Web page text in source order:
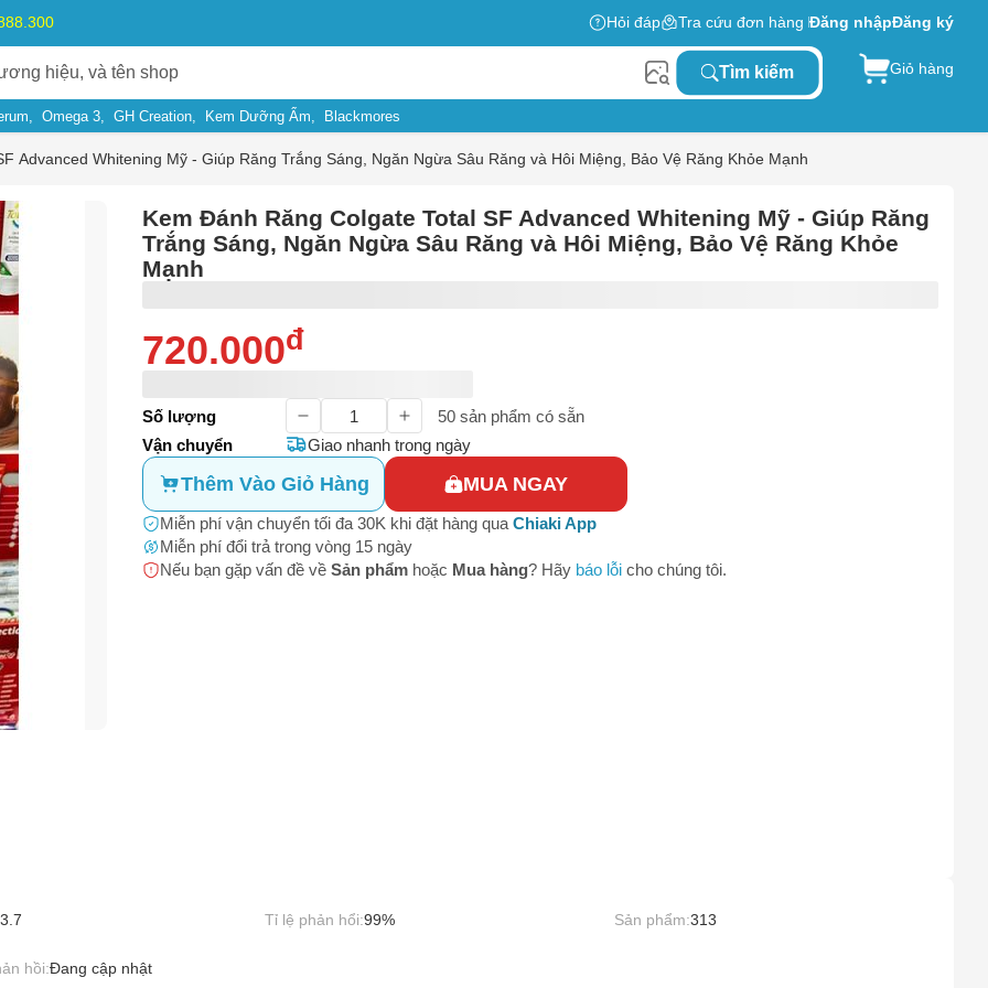
Hỏi đáp Tra cứu đơn hàng Đăng nhậpĐăng ký
Tìm kiếm
Omega 3 GH Creation Kem Dưỡng Ẩm Blackmores
Giỏ hàng
Advanced Whitening Mỹ - Giúp Răng Trắng Sáng, Ngăn Ngừa Sâu Răng và Hôi Miệng, Bảo Vệ Răng Khỏe Mạnh
Kem Đánh Răng Colgate Total SF Advanced Whitening Mỹ - Giúp Răng
Trắng Sáng, Ngăn Ngừa Sâu Răng và Hôi Miệng, Bảo Vệ Răng Khỏe
Mạnh
720.000đ
Số lượng 50 sản phẩm có sẵn
Vận chuyển
Giao nhanh trong ngày
Thêm Vào Giỏ Hàng MUA NGAY
Miễn phí vận chuyển tối đa 30K khi đặt hàng qua Chiaki App
Miễn phí đổi trả trong vòng 15 ngày
Nếu bạn gặp vấn đề về Sản phẩm hoặc Mua hàng? Hãy báo lỗi cho chúng tôi.
3.7 Tỉ lệ phản hổi:99% Sản phẩm:313
hồi:Đang cập nhật
do
có dấu hiệu lừa đảo
hàng nhái
không rõ nguồn gốc, xuất xứ
sản phẩm không rõ ràng
có hình ảnh, nội dung phản cảm hoặc có thể gây phản cảm
(Name) không phù hợp với hình ảnh sản phẩm
có dấu hiệu tăng đơn ảo
chứa hình ảnh và thông tin giao dịch ngoại sàn
Bạn gặp vấn đề vềSản phẩmhayMua hàng?
báo lỗi cho chúng tôi. Hoặc gọi cho chúng tôi qua số 0911.888.300